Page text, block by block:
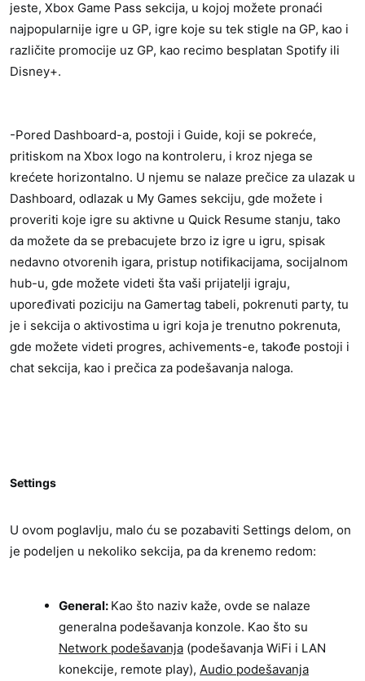
jeste, Xbox Game Pass sekcija, u kojoj možete pronaći
najpopularnije igre u GP, igre koje su tek stigle na GP, kao i
različite promocije uz GP, kao recimo besplatan Spotify ili
Disney+.
-Pored Dashboard-a, postoji i Guide, koji se pokreće,
pritiskom na Xbox logo na kontroleru, i kroz njega se
krećete horizontalno. U njemu se nalaze prečice za ulazak u
Dashboard, odlazak u My Games sekciju, gde možete i
proveriti koje igre su aktivne u Quick Resume stanju, tako
da možete da se prebacujete brzo iz igre u igru, spisak
nedavno otvorenih igara, pristup notifikacijama, socijalnom
hub-u, gde možete videti šta vaši prijatelji igraju,
upoređivati poziciju na Gamertag tabeli, pokrenuti party, tu
je i sekcija o aktivostima u igri koja je trenutno pokrenuta,
gde možete videti progres, achivements-e, takođe postoji i
chat sekcija, kao i prečica za podešavanja naloga.
Settings​
U ovom poglavlju, malo ću se pozabaviti Settings delom, on
je podeljen u nekoliko sekcija, pa da krenemo redom:
General: Kao što naziv kaže, ovde se nalaze
generalna podešavanja konzole. Kao što su
Network podešavanja (podešavanja WiFi i LAN
konekcije, remote play), Audio podešavanja